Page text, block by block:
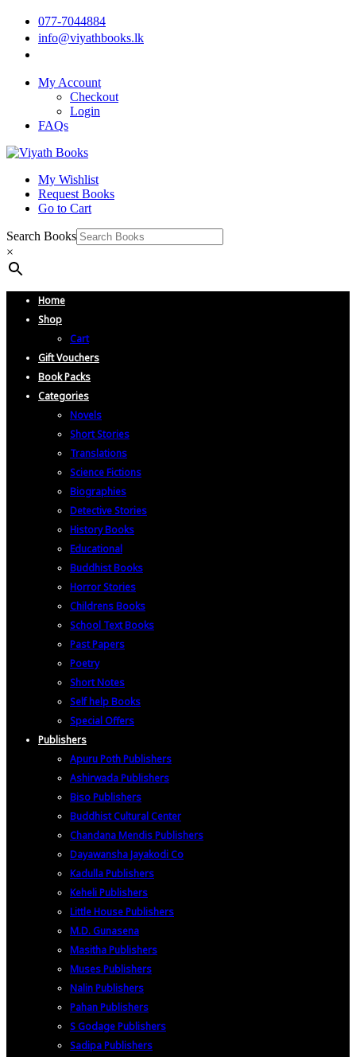
077-7044884
info@viyathbooks.lk
My Account
Checkout
Login
FAQs
My Wishlist
Request Books
Go to Cart
Search Books
×
Home
Shop
Cart
Gift Vouchers
Book Packs
Categories
Novels
Short Stories
Translations
Science Fictions
Biographies
Detective Stories
History Books
Educational
Buddhist Books
Horror Stories
Childrens Books
School Text Books
Past Papers
Poetry
Short Notes
Self help Books
Special Offers
Publishers
Apuru Poth Publishers
Ashirwada Publishers
Biso Publishers
Buddhist Cultural Center
Chandana Mendis Publishers
Dayawansha Jayakodi Co
Kadulla Publishers
Keheli Publishers
Little House Publishers
M.D. Gunasena
Masitha Publishers
Muses Publishers
Nalin Publishers
Pahan Publishers
S Godage Publishers
Sadipa Publishers